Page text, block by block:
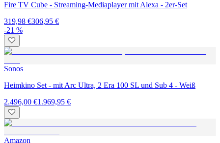
Fire TV Cube - Streaming-Mediaplayer mit Alexa - 2er-Set
319,98 €306,95 €
-21 %
Sonos
Heimkino Set - mit Arc Ultra, 2 Era 100 SL und Sub 4 - Weiß
2.496,00 €1.969,95 €
Amazon